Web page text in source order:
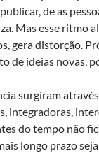
de as
Mas esse ritmo
gera distorção.
de ideias novas,
surgiram
integradoras,
do tempo não
longo prazo